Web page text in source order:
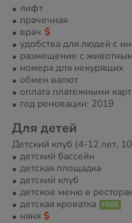
лифт
прачечная
врач
удобства для людей с
размещение с
номера для некурящих
обмен валют
оплата платежными
год реновации: 2019
Для детей
Детский клуб (4-12 лет,
детский бассейн
детская площадка
детский клуб
детское меню в
детская кроватка
няня